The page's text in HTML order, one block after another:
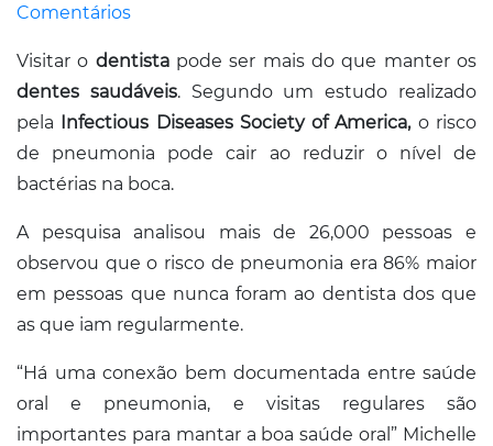
Depoimentos
Dicas
de
Saúde
Fale
Conosco
Comentários
Visitar o dentistapode ser mais do que manter os
dentes saudáveis. Segundo um estudo realizado
pela Infectious Diseases Society of America,o risco
de pneumonia pode cair ao reduzir o nível de
bactérias na boca.
A pesquisa analisou mais de 26,000 pessoas e
observou que o risco de pneumonia era 86% maior
em pessoas que nunca foram ao dentista dos que
as que iam regularmente.
“Há uma conexão bem documentada entre saúde
oral e pneumonia, e visitas regulares são
importantes para mantar a boa saúde oral” Michelle